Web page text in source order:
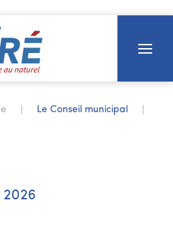
Le Conseil municipal